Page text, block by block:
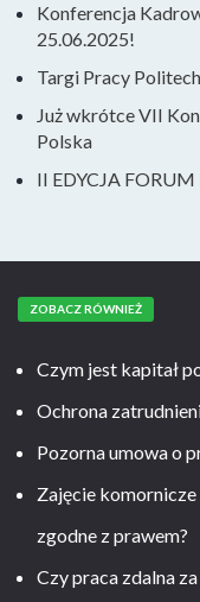
Konferencja
25.06.2025!
Targi Pracy
Już wkrótce VII
Polska
II EDYCJA
ZOBACZ RÓWNIEŻ
Czym jest kapitał
Ochrona
Pozorna umowa o
Zajęcie
zgodne z prawem?
Czy praca zdalna